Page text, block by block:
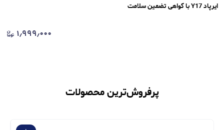
ایرپاد Y17 با گواهی تضمین سلامت
۱٫۹۹۹٫۰۰۰
پرفروش‌ترین محصولات